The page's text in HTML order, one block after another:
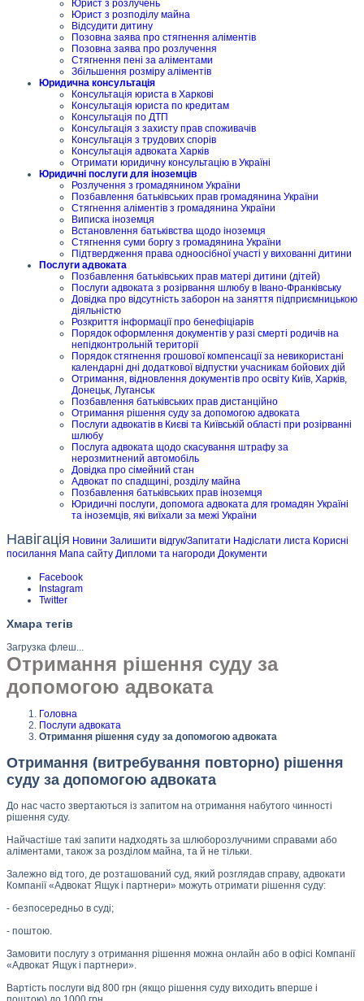
Юрист з розлучень
Юрист з розподілу майна
Відсудити дитину
Позовна заява про стягнення аліментів
Позовна заява про розлучення
Стягнення пені за аліментами
Збільшення розміру аліментів
Юридична консультація
Консультація юриста в Харкові
Консультація юриста по кредитам
Консультація по ДТП
Консультація з захисту прав споживачів
Консультація з трудових спорів
Консультація адвоката Харків
Отримати юридичну консультацію в Україні
Юридичні послуги для іноземців
Розлучення з громадянином України
Позбавлення батьківських прав громадянина України
Стягнення аліментів з громадянина України
Виписка іноземця
Встановлення батьківства щодо іноземця
Стягнення суми боргу з громадянина України
Підтвердження права одноосібної участі у вихованні дитини
Послуги адвоката
Позбавлення батьківських прав матері дитини (дітей)
Послуги адвоката з розірвання шлюбу в Івано-Франківську
Довідка про відсутність заборон на заняття підприємницькою
діяльністю
Розкриття інформації про бенефіціарів
Порядок оформлення документів у разі смерті родичів на
непідконтрольній території
Порядок стягнення грошової компенсації за невикористані
календарні дні додаткової відпустки учасникам бойових дій
Отримання, відновлення документів про освіту Київ, Харків,
Донецьк, Луганськ
Позбавлення батьківських прав дистанційно
Отримання рішення суду за допомогою адвоката
Послуги адвокатів в Києві та Київській області при розірванні
шлюбу
Послуга адвоката щодо скасування штрафу за
нерозмитнений автомобіль
Довідка про сімейний стан
Адвокат по спадщині, розділу майна
Позбавлення батьківських прав іноземця
Юридичні послуги, допомога адвоката для громадян Україні
та іноземців, які виїхали за межі України
Навігація Новини Залишити відгук/Запитати Надіслати листа Корисні
посилання Мапа сайту Дипломи та нагороди Документи
Facebook
Instagram
Twitter
Хмара тегів
Загрузка флеш...
Отримання рішення суду за
допомогою адвоката
Головна
Послуги адвоката
Отримання рішення суду за допомогою адвоката
Отримання (витребування повторно) рішення
суду за допомогою адвоката
До нас часто звертаються із запитом на отримання набутого чинності
рішення суду.
Найчастіше такі запити надходять за шлюборозлучними справами або
аліментами, також за розділом майна, та й не тільки.
Залежно від того, де розташований суд, який розглядав справу, адвокати
Компанії «Адвокат Ящук і партнери» можуть отримати рішення суду:
- безпосередньо в суді;
- поштою.
Замовити послугу з отримання рішення можна онлайн або в офісі Компанії
«Адвокат Ящук і партнери».
Вартість послуги від 800 грн (якщо рішення суду виходить вперше і